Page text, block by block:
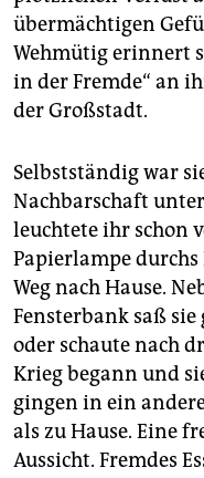
übermächtigen
Wehmütig erinnert
in der Fremde“ an
der Großstadt.
Selbstständig war
Nachbarschaft
leuchtete ihr schon
Papierlampe
Weg nach Hause.
Fensterbank saß
oder schaute nach
Krieg begann und
gingen in ein
als zu Hause. Eine
Aussicht. Fremdes